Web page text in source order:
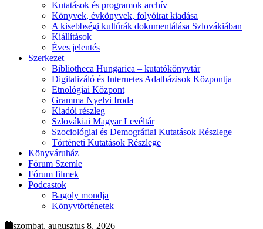
Kutatások és programok archív
Könyvek, évkönyvek, folyóirat kiadása
A kisebbségi kultúrák dokumentálása Szlovákiában
Kiállítások
Éves jelentés
Szerkezet
Bibliotheca Hungarica – kutatókönyvtár
Digitalizáló és Internetes Adatbázisok Központja
Etnológiai Központ
Gramma Nyelvi Iroda
Kiadói részleg
Szlovákiai Magyar Levéltár
Szociológiai és Demográfiai Kutatások Részlege
Történeti Kutatások Részlege
Könyváruház
Fórum Szemle
Fórum filmek
Podcastok
Bagoly mondja
Könyvtörténetek
szombat, augusztus 8, 2026